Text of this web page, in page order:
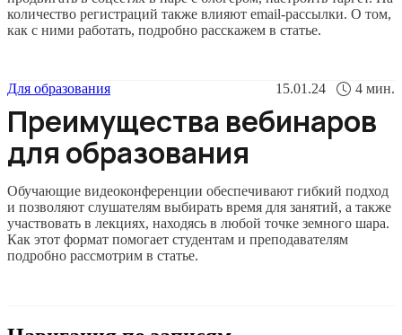
количество регистраций также влияют email-рассылки. О том,
как с ними работать, подробно расскажем в статье.
Для образования 15.01.24 4 мин.
Преимущества вебинаров
для образования
Обучающие видеоконференции обеспечивают гибкий подход
и позволяют слушателям выбирать время для занятий, а также
участвовать в лекциях, находясь в любой точке земного шара.
Как этот формат помогает студентам и преподавателям
подробно рассмотрим в статье.